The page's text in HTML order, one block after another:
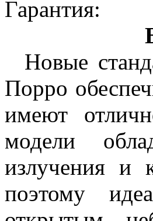
Гарантия:
Новые
Порро
имеют
модели
излучения и
поэтому